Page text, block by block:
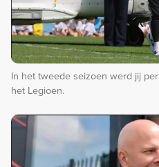
In het tweede seizoen werd jij
het Legioen.